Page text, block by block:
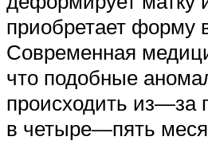
приобретает форму
Современная
что подобные
происходить из—за
в четыре—пять